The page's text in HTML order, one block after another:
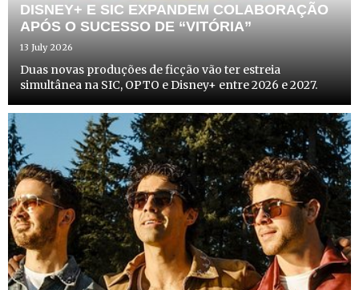
DISNEY+ E SIC EXPANDEM COLABORAÇÃO
APÓS O SUCESSO DE “VITÓRIA”
13 July 2026
Duas novas produções de ficção vão ter estreia
simultânea na SIC, OPTO e Disney+ entre 2026 e 2027.